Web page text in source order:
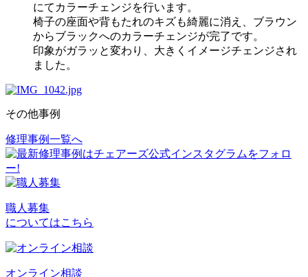
にてカラーチェンジを行います。
椅子の座面や背もたれのキズも綺麗に消え、ブラウン
からブラックへのカラーチェンジが完了です。
印象がガラッと変わり、大きくイメージチェンジされ
ました。
その他事例
投
稿
ナ
ビ
ゲ
ー
修理事例一覧へ
職人募集
についてはこちら
オンライン相談